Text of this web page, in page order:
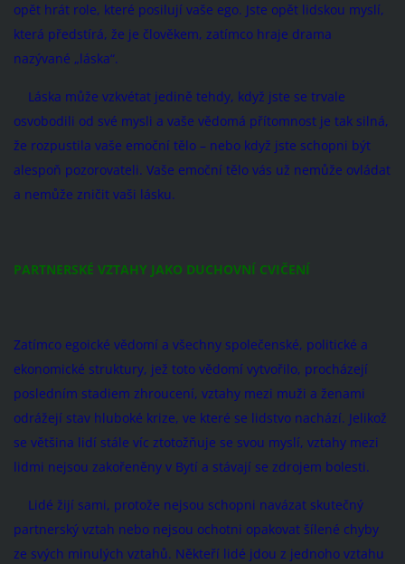
opět hrát role, které posilují vaše ego. Jste opět lidskou myslí,
která předstírá, že je člověkem, zatímco hraje drama
nazývané „láska“.
Láska může vzkvétat jedině tehdy, když jste se trvale
osvobodili od své mysli a vaše vědomá přítomnost je tak silná,
že rozpustila vaše emoční tělo – nebo když jste schopni být
alespoň pozorovateli. Vaše emoční tělo vás už nemůže ovládat
a nemůže zničit vaši lásku.
PARTNERSKÉ VZTAHY JAKO DUCHOVNÍ CVIČENÍ
Zatímco egoické vědomí a všechny společenské, politické a
ekonomické struktury, jež toto vědomí vytvořilo, procházejí
posledním stadiem zhroucení, vztahy mezi muži a ženami
odrážejí stav hluboké krize, ve které se lidstvo nachází. Jelikož
se většina lidí stále víc ztotožňuje se svou myslí, vztahy mezi
lidmi nejsou zakořeněny v Bytí a stávají se zdrojem bolesti.
Lidé žijí sami, protože nejsou schopni navázat skutečný
partnerský vztah nebo nejsou ochotni opakovat šílené chyby
ze svých minulých vztahů. Někteří lidé jdou z jednoho vztahu